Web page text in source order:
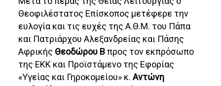
Θεοφιλέστατος Επίσκοπος μετέφερε την
ευλογία και τις ευχές της Α.Θ.Μ. του Πάπα
και Πατριάρχου Αλεξανδρείας και Πάσης
Αφρικής Θεοδώρου Βπρος τον εκπρόσωπο
της ΕΚΚ και Προϊστάμενο της Εφορίας
«Υγείας και Γηροκομείου» κ.Αντώνη